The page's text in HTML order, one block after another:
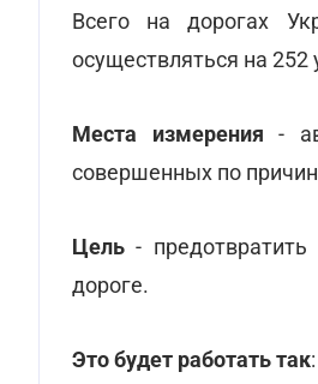
Всего на дорогах
осуществляться на 252
Места измерения -
совершенных по
Цель -
дороге.
Это будет работать так: